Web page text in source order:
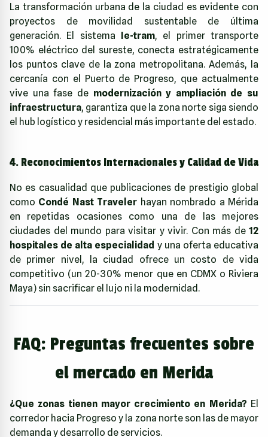
La transformación urbana de la ciudad es evidente con
proyectos de movilidad sustentable de última
generación. El sistema Ie-tram, el primer transporte
100% eléctrico del sureste, conecta estratégicamente
los puntos clave de la zona metropolitana. Además, la
cercanía con el Puerto de Progreso, que actualmente
vive una fase de modernización y ampliación de su
infraestructura, garantiza que la zona norte siga siendo
el hub logístico y residencial más importante del estado.
4. Reconocimientos Internacionales y Calidad de Vida
No es casualidad que publicaciones de prestigio global
como Condé Nast Traveler hayan nombrado a Mérida
en repetidas ocasiones como una de las mejores
ciudades del mundo para visitar y vivir. Con más de 12
hospitales de alta especialidad y una oferta educativa
de primer nivel, la ciudad ofrece un costo de vida
competitivo (un 20-30% menor que en CDMX o Riviera
Maya) sin sacrificar el lujo ni la modernidad.
FAQ: Preguntas frecuentes sobre
el mercado en Merida
¿Que zonas tienen mayor crecimiento en Merida? El
corredor hacia Progreso y la zona norte son las de mayor
demanda y desarrollo de servicios.